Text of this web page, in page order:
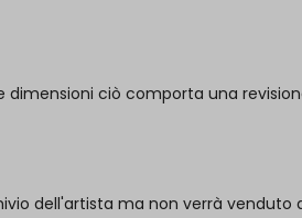
ciò comporta una
dell'artista ma non verrà venduto